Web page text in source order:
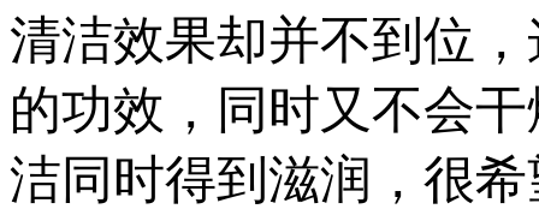
清洁效果却并不到位
的功效，同时又不会
洁同时得到滋润，很